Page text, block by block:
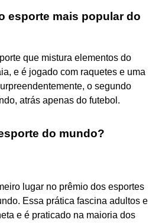
esporte mais popular do
que mistura elementos do
e é jogado com raquetes e uma
o segundo
atrás apenas do futebol.
do mundo?
lugar no prêmio dos esportes
Essa prática fascina adultos e
e é praticado na maioria dos